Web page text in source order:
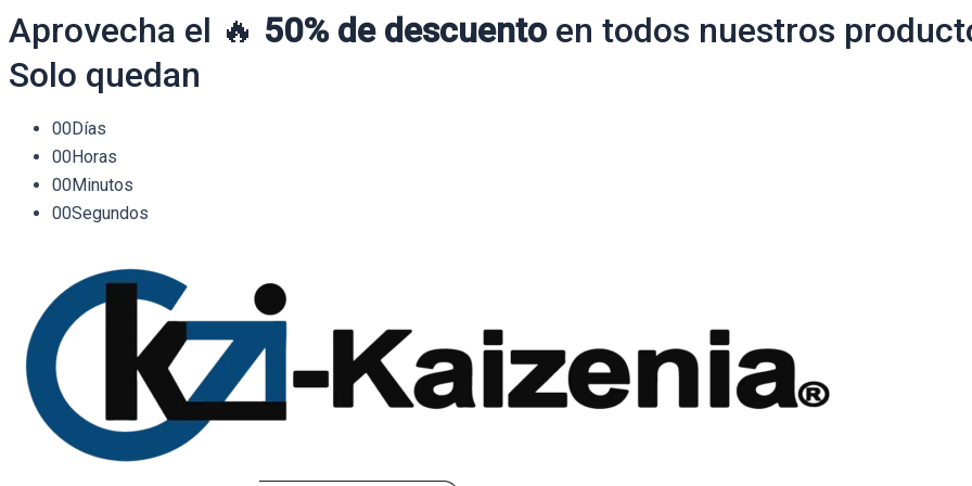
Aprovecha el 🔥 50% de descuento en todos nuestros
Solo quedan
00Días
00Horas
00Minutos
00Segundos